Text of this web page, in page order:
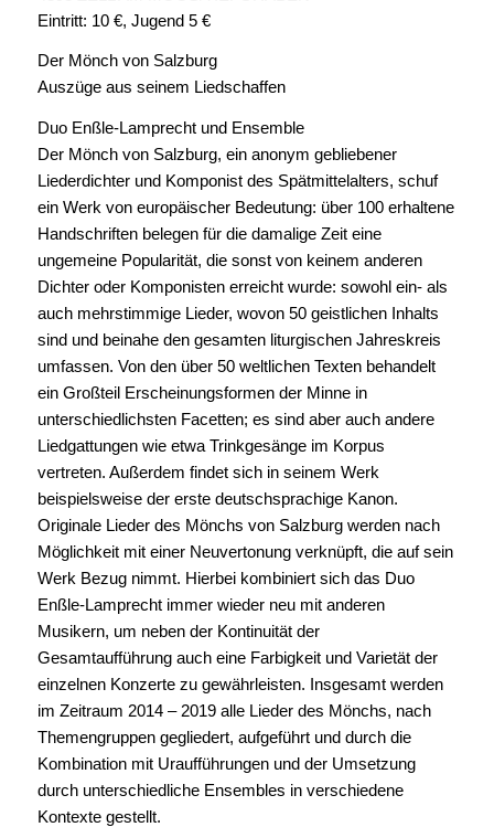
Eintritt: 10 €, Jugend 5 €
Der Mönch von Salzburg
Auszüge aus seinem Liedschaffen
Duo Enßle-Lamprecht und Ensemble
Der Mönch von Salzburg, ein anonym gebliebener
Liederdichter und Komponist des Spätmittelalters, schuf
ein Werk von europäischer Bedeutung: über 100 erhaltene
Handschriften belegen für die damalige Zeit eine
ungemeine Popularität, die sonst von keinem anderen
Dichter oder Komponisten erreicht wurde: sowohl ein- als
auch mehrstimmige Lieder, wovon 50 geistlichen Inhalts
sind und beinahe den gesamten liturgischen Jahreskreis
umfassen. Von den über 50 weltlichen Texten behandelt
ein Großteil Erscheinungsformen der Minne in
unterschiedlichsten Facetten; es sind aber auch andere
Liedgattungen wie etwa Trinkgesänge im Korpus
vertreten. Außerdem findet sich in seinem Werk
beispielsweise der erste deutschsprachige Kanon.
Originale Lieder des Mönchs von Salzburg werden nach
Möglichkeit mit einer Neuvertonung verknüpft, die auf sein
Werk Bezug nimmt. Hierbei kombiniert sich das Duo
Enßle-Lamprecht immer wieder neu mit anderen
Musikern, um neben der Kontinuität der
Gesamtaufführung auch eine Farbigkeit und Varietät der
einzelnen Konzerte zu gewährleisten. Insgesamt werden
im Zeitraum 2014 – 2019 alle Lieder des Mönchs, nach
Themengruppen gegliedert, aufgeführt und durch die
Kombination mit Uraufführungen und der Umsetzung
durch unterschiedliche Ensembles in verschiedene
Kontexte gestellt.